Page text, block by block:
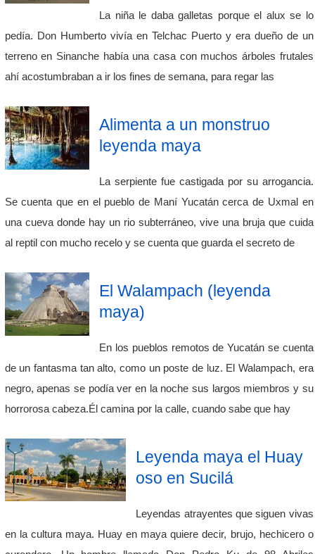
La niña le daba galletas porque el alux se lo
pedía. Don Humberto vivía en Telchac Puerto y era dueño de un
terreno en Sinanche había una casa con muchos árboles frutales
ahí acostumbraban a ir los fines de semana, para regar las
Alimenta a un monstruo
leyenda maya
La serpiente fue castigada por su arrogancia.
Se cuenta que en el pueblo de Maní Yucatán cerca de Uxmal en
una cueva donde hay un rio subterráneo, vive una bruja que cuida
al reptil con mucho recelo y se cuenta que guarda el secreto de
El Walampach (leyenda
maya)
En los pueblos remotos de Yucatán se cuenta
de un fantasma tan alto, como un poste de luz. El Walampach, era
negro, apenas se podía ver en la noche sus largos miembros y su
horrorosa cabeza.Él camina por la calle, cuando sabe que hay
Leyenda maya el Huay
oso en Sucilá
Leyendas atrayentes que siguen vivas
en la cultura maya. Huay en maya quiere decir, brujo, hechicero o